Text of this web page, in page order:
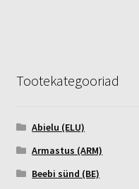
Tootekategooriad
Abielu (ELU)
Armastus (ARM)
Beebi sünd (BE)